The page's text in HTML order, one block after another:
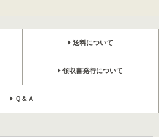
送料について
領収書発行について
Ｑ＆Ａ